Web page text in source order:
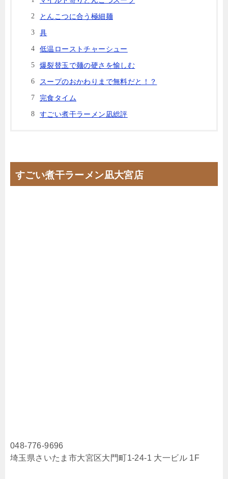
とんこつに合う極細麺
具
低温ローストチャーシュー
爆裂替玉で麺の硬さを愉しむ
スープのおかわりまで無料だと！？
完食タイム
すごい煮干ラーメン凪総評
すごい煮干ラーメン凪大宮店
048-776-9696
埼玉県さいたま市大宮区大門町1-24-1 大一ビル 1F